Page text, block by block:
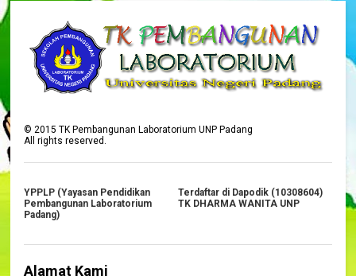
©2015 TK Pembangunan Laboratorium UNP Padang
All rights reserved.
YPPLP (Yayasan Pendidikan
Pembangunan Laboratorium
Padang)
Terdaftar di Dapodik (10308604)
TK DHARMA WANITA UNP
Alamat Kami